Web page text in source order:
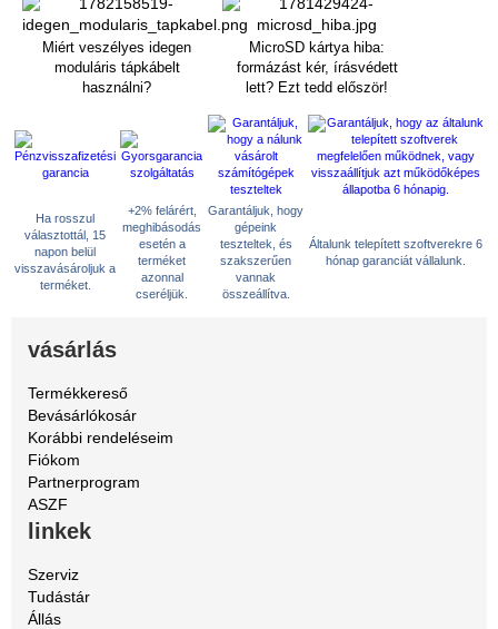
Miért veszélyes idegen
moduláris tápkábelt
használni?
MicroSD kártya hiba:
formázást kér, írásvédett
lett? Ezt tedd először!
Ha rosszul
választottál, 15
napon belül
visszavásároljuk a
terméket.
+2% felárért,
meghibásodás
esetén a
terméket
azonnal
cseréljük.
Garantáljuk, hogy
gépeink
teszteltek, és
szakszerűen
vannak
összeállítva.
Általunk telepített szoftverekre 6
hónap garanciát vállalunk.
vásárlás
Termékkereső
Bevásárlókosár
Korábbi rendeléseim
Fiókom
Partnerprogram
ASZF
linkek
Szerviz
Tudástár
Állás